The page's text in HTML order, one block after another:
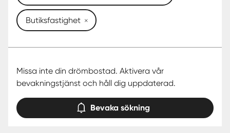
Butiksfastighet
Missa inte din drömbostad. Aktivera vår
bevakningstjänst och håll dig uppdaterad.
Bevaka sökning